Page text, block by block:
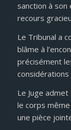
sanction à
recours
Le Tribunal a
blâme à
précisément
Le Juge
le corps
une pièce